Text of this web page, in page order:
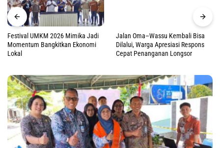
Festival UMKM 2026 Mimika Jadi
Momentum Bangkitkan Ekonomi
Lokal
Jalan Oma–Wassu Kembali Bisa
Dilalui, Warga Apresiasi Respons
Cepat Penanganan Longsor